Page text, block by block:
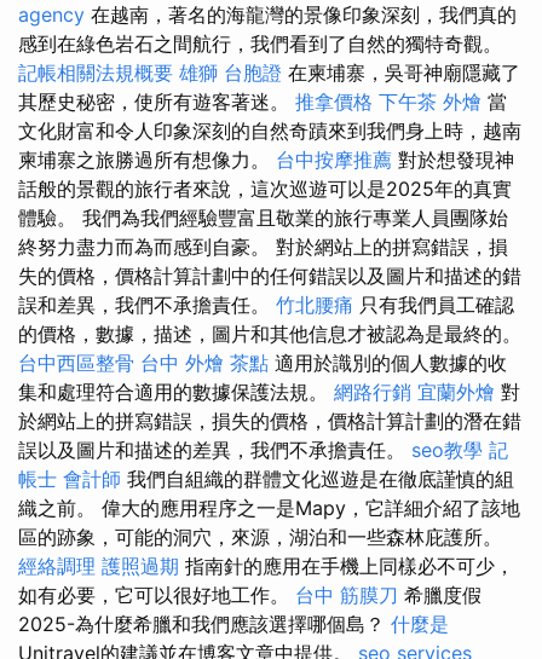
agency 在越南，著名的海龍灣的景像印象深刻，我們真的
感到在綠色岩石之間航行，我們看到了自然的獨特奇觀。
記帳相關法規概要 雄獅 台胞證 在柬埔寨，吳哥神廟隱藏了
其歷史秘密，使所有遊客著迷。 推拿價格 下午茶 外燴 當
文化財富和令人印象深刻的自然奇蹟來到我們身上時，越南
柬埔寨之旅勝過所有想像力。 台中按摩推薦 對於想發現神
話般的景觀的旅行者來說，這次巡遊可以是2025年的真實
體驗。 我們為我們經驗豐富且敬業的旅行專業人員團隊始
終努力盡力而為而感到自豪。 對於網站上的拼寫錯誤，損
失的價格，價格計算計劃中的任何錯誤以及圖片和描述的錯
誤和差異，我們不承擔責任。 竹北腰痛 只有我們員工確認
的價格，數據，描述，圖片和其他信息才被認為是最終的。
台中西區整骨 台中 外燴 茶點 適用於識別的個人數據的收
集和處理符合適用的數據保護法規。 網路行銷 宜蘭外燴 對
於網站上的拼寫錯誤，損失的價格，價格計算計劃的潛在錯
誤以及圖片和描述的差異，我們不承擔責任。 seo教學 記
帳士 會計師 我們自組織的群體文化巡遊是在徹底謹慎的組
織之前。 偉大的應用程序之一是Mapy，它詳細介紹了該地
區的跡象，可能的洞穴，來源，湖泊和一些森林庇護所。
經絡調理 護照過期 指南針的應用在手機上同樣必不可少，
如有必要，它可以很好地工作。 台中 筋膜刀 希臘度假
2025-為什麼希臘和我們應該選擇哪個島？ 什麼是
Unitravel的建議並在博客文章中提供。 seo services